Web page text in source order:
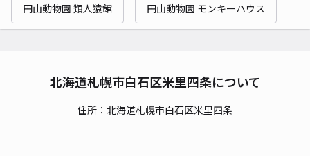
円山動物園 類人猿館 円山動物園 モンキーハウス
北海道札幌市白石区米里四条について
住所：北海道札幌市白石区米里四条